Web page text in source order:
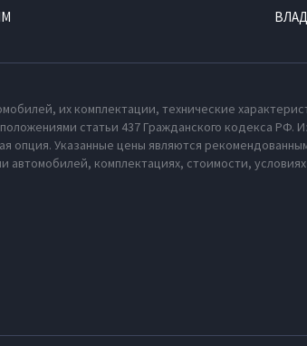
их комплектации, технические
статьи 437 Гражданского кодекса РФ.
опция. Указанные цены являются
комплектациях, стоимости,